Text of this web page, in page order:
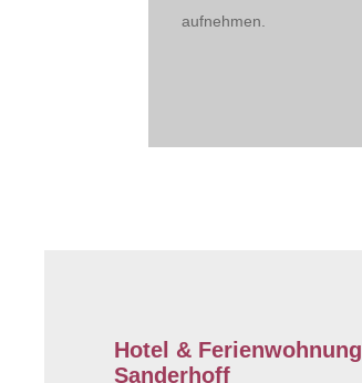
aufnehmen.
Hotel & Ferienwohnung
Sanderhoff